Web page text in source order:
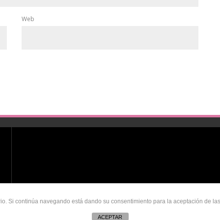
Web
Si continúa navegando está dando su consentimiento para la aceptación de
ACEPTAR